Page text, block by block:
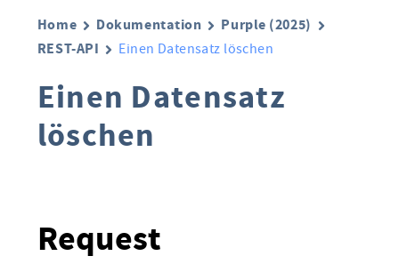
Home Dokumentation
Purple (2025)
REST-API
Einen Datensatz löschen
Einen Datensatz
löschen
Request